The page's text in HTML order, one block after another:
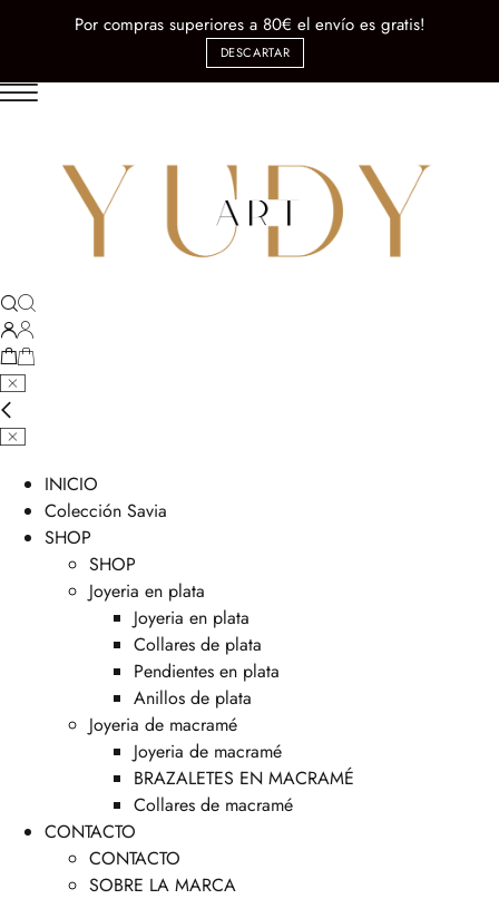
Por compras superiores a 80€ el envío es gratis!
DESCARTAR
INICIO
Colección Savia
SHOP
SHOP
Joyeria en plata
Joyeria en plata
Collares de plata
Pendientes en plata
Anillos de plata
Joyeria de macramé
Joyeria de macramé
BRAZALETES EN MACRAMÉ
Collares de macramé
CONTACTO
CONTACTO
SOBRE LA MARCA